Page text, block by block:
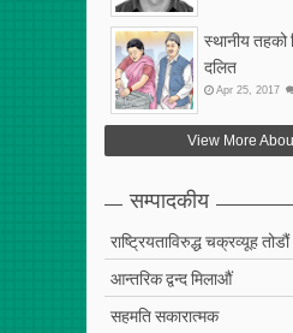
स्थानीय तहको
दलित
Apr 25 2017
फेरि अर्को
View More
सम्पादकीय
राष्ट्रियताविरुद्ध चक्रव्यूह तोडौं
आन्तरिक द्वन्द मिलाऔं
सहमति सकारात्मक